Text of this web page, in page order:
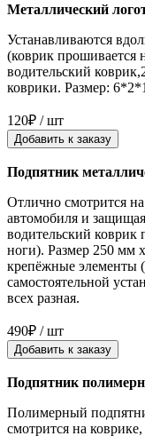
Металлический
Устанавливаются
(коврик прошивается
водительский
коврики. Размер:
120₽ / шт
Добавить к заказу
Подпятник
Отлично смотрится
автомобиля и
водительский коврик
ноги). Размер 250 мм
крепёжные элементы
самостоятельной
всех разная.
490₽ / шт
Добавить к заказу
Подпятник
Полимерный
смотрится на